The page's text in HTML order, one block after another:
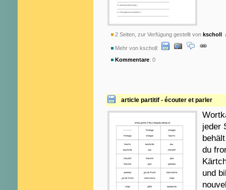
2 Seiten, zur Verfügung gestellt von kscholl
Mehr von kscholl:
Kommentare: 0
article partitif - écouter et parler
jeder
du
und